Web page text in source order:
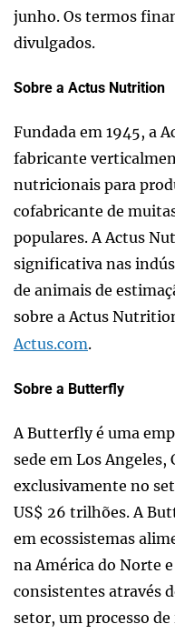
junho. Os termos
divulgados.
Sobre a Actus Nutrition
Fundada em 1945, a
fabricante
nutricionais para
cofabricante de
populares. A Actus
significativa nas
de animais de
sobre a Actus
Actus.com.
Sobre a Butterfly
A Butterfly é uma
sede em Los
exclusivamente no
US$ 26 trilhões. A
em ecossistemas
na América do Norte
consistentes através
setor, um processo